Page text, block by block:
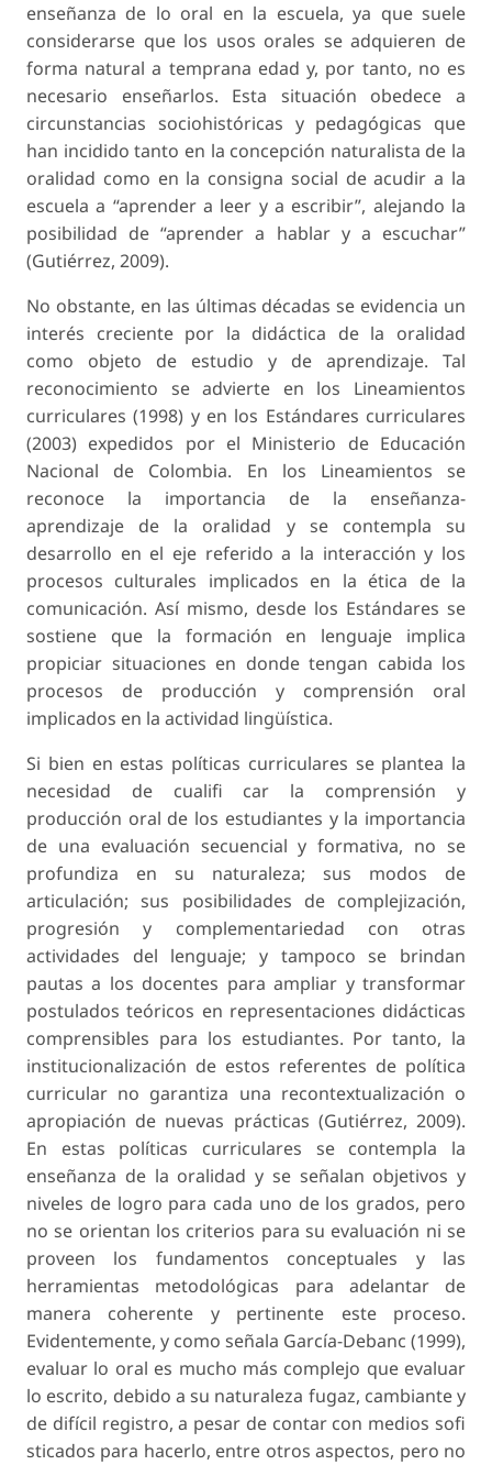
enseñanza de lo oral en la escuela, ya que suele
considerarse que los usos orales se adquieren de
forma natural a temprana edad y, por tanto, no es
necesario enseñarlos. Esta situación obedece a
circunstancias sociohistóricas y pedagógicas que
han incidido tanto en la concepción naturalista de la
oralidad como en la consigna social de acudir a la
escuela a “aprender a leer y a escribir”, alejando la
posibilidad de “aprender a hablar y a escuchar”
(Gutiérrez, 2009).
No obstante, en las últimas décadas se evidencia un
interés creciente por la didáctica de la oralidad
como objeto de estudio y de aprendizaje. Tal
reconocimiento se advierte en los Lineamientos
curriculares (1998) y en los Estándares curriculares
(2003) expedidos por el Ministerio de Educación
Nacional de Colombia. En los Lineamientos se
reconoce la importancia de la enseñanza-
aprendizaje de la oralidad y se contempla su
desarrollo en el eje referido a la interacción y los
procesos culturales implicados en la ética de la
comunicación. Así mismo, desde los Estándares se
sostiene que la formación en lenguaje implica
propiciar situaciones en donde tengan cabida los
procesos de producción y comprensión oral
implicados en la actividad lingüística.
Si bien en estas políticas curriculares se plantea la
necesidad de cualifi car la comprensión y
producción oral de los estudiantes y la importancia
de una evaluación secuencial y formativa, no se
profundiza en su naturaleza; sus modos de
articulación; sus posibilidades de complejización,
progresión y complementariedad con otras
actividades del lenguaje; y tampoco se brindan
pautas a los docentes para ampliar y transformar
postulados teóricos en representaciones didácticas
comprensibles para los estudiantes. Por tanto, la
institucionalización de estos referentes de política
curricular no garantiza una recontextualización o
apropiación de nuevas prácticas (Gutiérrez, 2009).
En estas políticas curriculares se contempla la
enseñanza de la oralidad y se señalan objetivos y
niveles de logro para cada uno de los grados, pero
no se orientan los criterios para su evaluación ni se
proveen los fundamentos conceptuales y las
herramientas metodológicas para adelantar de
manera coherente y pertinente este proceso.
Evidentemente, y como señala García-Debanc (1999),
evaluar lo oral es mucho más complejo que evaluar
lo escrito, debido a su naturaleza fugaz, cambiante y
de difícil registro, a pesar de contar con medios sofi
sticados para hacerlo, entre otros aspectos, pero no